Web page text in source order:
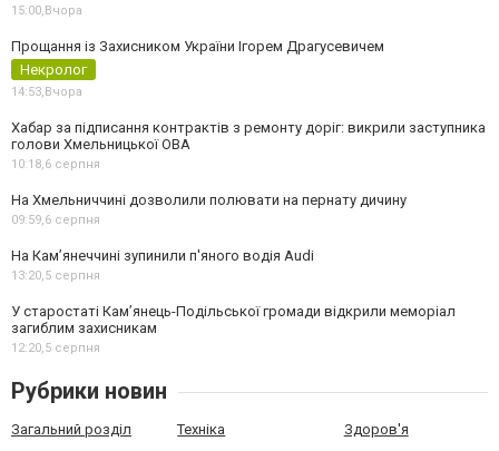
15:00,Вчора
Прощання із Захисником України Ігорем Драгусевичем
Некролог
14:53,Вчора
Хабар за підписання контрактів з ремонту доріг: викрили заступника
голови Хмельницької ОВА
10:18,6 серпня
На Хмельниччині дозволили полювати на пернату дичину
09:59,6 серпня
На Камʼянеччині зупинили п'яного водія Audi
13:20,5 серпня
У старостаті Кам’янець-Подільської громади відкрили меморіал
загиблим захисникам
12:20,5 серпня
Рубрики новин
Загальний розділ Техніка Здоров'я